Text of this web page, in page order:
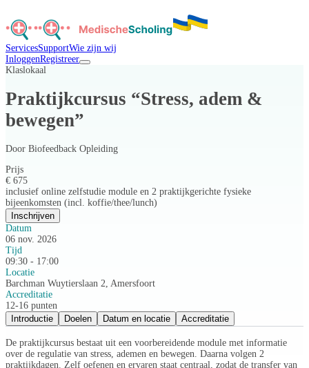
ServicesSupportWie zijn wij
InloggenRegistreer
Klaslokaal
Praktijkcursus “Stress, adem &
bewegen”
Door Biofeedback Opleiding
Prijs
€ 675
inclusief online zelfstudie module en 2 praktijkgerichte fysieke
bijeenkomsten (incl. koffie/thee/lunch)
Inschrijven
Datum
06 nov. 2026
Tijd
09:30 - 17:00
Locatie
Barchman Wuytierslaan 2, Amersfoort
Accreditatie
12-16 punten
Introductie
Doelen Datum en locatie Accreditatie
De praktijkcursus bestaat uit een voorbereidende module met informatie
over de regulatie van stress, ademen en bewegen. Daarna volgen 2
praktijkdagen. Zelf oefenen en ervaren staat centraal, zodat de transfer van